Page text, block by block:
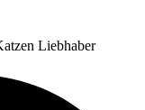
Liebhaber